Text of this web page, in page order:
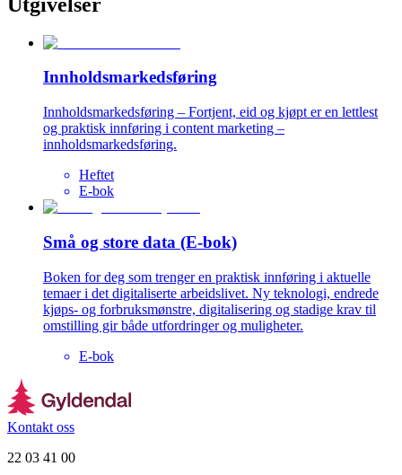
Innholdsmarkedsføring
Innholdsmarkedsføring – Fortjent, eid og kjøpt er en lettlest
og praktisk innføring i content marketing –
innholdsmarkedsføring.
Heftet
E-bok
Små og store data (E-bok)
Boken for deg som trenger en praktisk innføring i aktuelle
temaer i det digitaliserte arbeidslivet. Ny teknologi, endrede
kjøps- og forbruksmønstre, digitalisering og stadige krav til
omstilling gir både utfordringer og muligheter.
E-bok
Kontakt oss
22 03 41 00